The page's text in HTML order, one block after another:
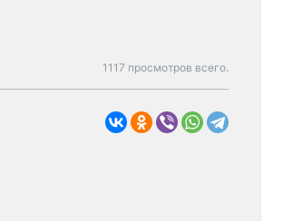
1117 просмотров всего.